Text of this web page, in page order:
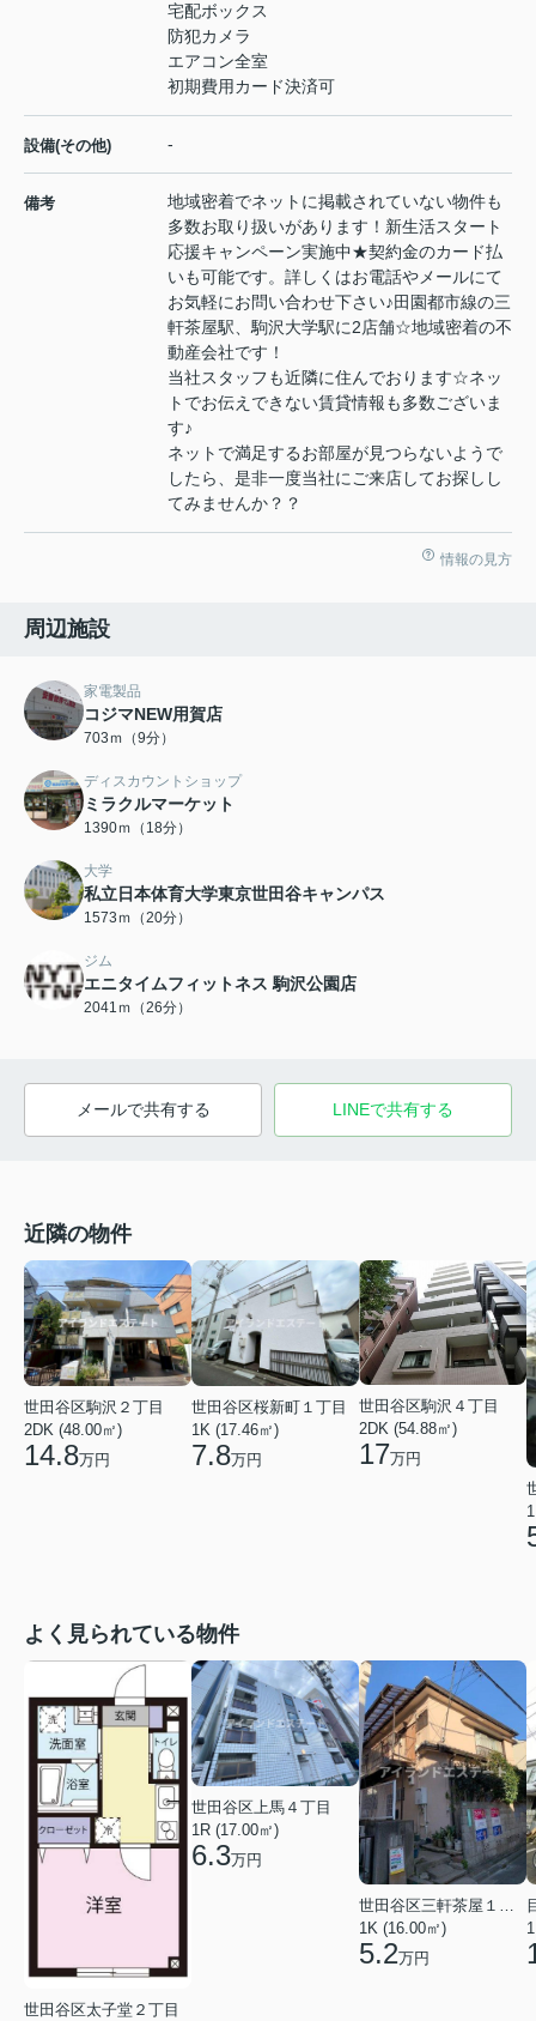
宅配ボックス
防犯カメラ
エアコン全室
初期費用カード決済可
設備(その他) -
備考
地域密着でネットに掲載されていない物件も
多数お取り扱いがあります！新生活スタート
応援キャンペーン実施中★契約金のカード払
いも可能です。詳しくはお電話やメールにて
お気軽にお問い合わせ下さい♪田園都市線の三
軒茶屋駅、駒沢大学駅に2店舗☆地域密着の不
動産会社です！
当社スタッフも近隣に住んでおります☆ネッ
トでお伝えできない賃貸情報も多数ございま
す♪
ネットで満足するお部屋が見つらないようで
したら、是非一度当社にご来店してお探しし
てみませんか？？
情報の見方
周辺施設
家電製品
コジマNEW用賀店
703ｍ（9分）
ディスカウントショップ
ミラクルマーケット
1390ｍ（18分）
大学
私立日本体育大学東京世田谷キャンパス
1573ｍ（20分）
ジム
エニタイムフィットネス 駒沢公園店
2041ｍ（26分）
メールで共有する LINEで共有する
近隣の物件
世田谷区駒沢２丁目
2DK (48.00㎡)
14.8万円
世田谷区桜新町１丁目
1K (17.46㎡)
7.8万円
世田谷区駒沢４丁目
2DK (54.88㎡)
17万円
よく見られている物件
世田谷区太子堂２丁目
世田谷区上馬４丁目
1R (17.00㎡)
6.3万円
1K (16.00㎡)
5.2万円